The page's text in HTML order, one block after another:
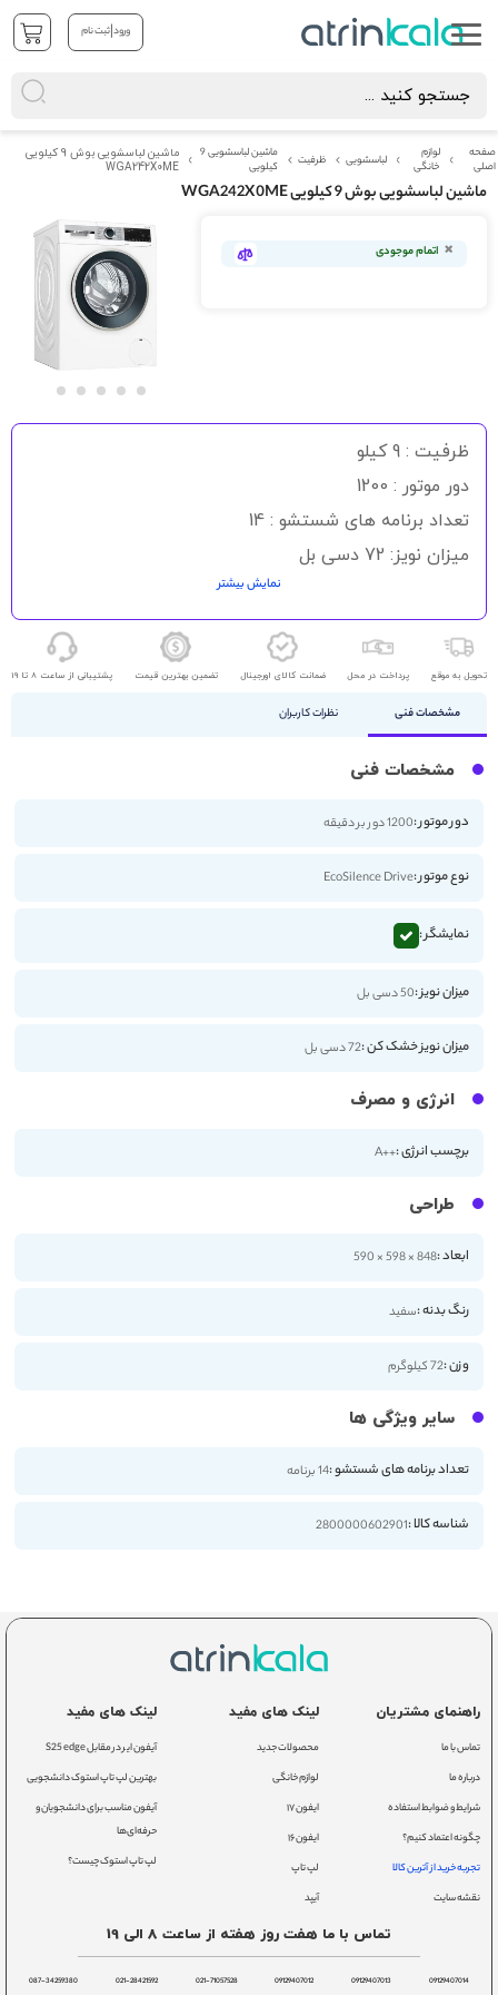
ورود|ثبت نام
صفحه
اصلی
لوازم
خانگی
لباسشویی ظرفیت
ماشین لباسشویی 9
کیلویی
ماشین لباسشویی بوش 9 کیلویی
WGA242X0ME
ماشین لباسشویی بوش 9 کیلویی WGA242X0ME
تصاویر
اتمام موجودی
ظرفیت : 9 کیلو
دور موتور : 1200
تعداد برنامه های شستشو : 14
میزان نویز: 72 دسی بل
صفحه نمایش لمسی : دارد
شناسه کالا : 2800000602901
نمایش بیشتر
تحویل به موقع پرداخت در محل ضمانت کالای اورجینال تضمین بهترین قیمت پشتیبانی از ساعت 8 تا 19
مشخصات فنی نظرات کاربران
مشخصات فنی
دور موتور :1200 دور بر دقیقه
نوع موتور :EcoSilence Drive
نمایشگر :
میزان نویز :50 دسی بل
میزان نویز خشک کن :72 دسی بل
انرژی و مصرف
برچسب انرژی :++A
طراحی
ابعاد :848 × 598 × 590
رنگ بدنه :سفید
وزن :72 کیلوگرم
سایر ویژگی ها
تعداد برنامه های شستشو :14 برنامه
شناسه کالا :2800000602901
راهنمای مشتریان
تماس با ما
درباره ما
شرایط و ضوابط استفاده
چگونه اعتماد کنیم؟
تجربه خرید از آترین کالا
نقشه سایت
لینک های مفید
محصولات جدید
لوازم خانگی
ایفون ۱۷
ایفون ۱۶
لپ تاپ
آیپد
لینک های مفید
آیفون ایر در مقابل S25 edge
بهترین لپ تاپ استوک دانشجویی
آیفون مناسب برای دانشجویان و
حرفه‌ای‌ها
لپ تاپ استوک چیست؟
تماس با ما هفت روز هفته از ساعت 8 الی 19
09129407014
09129407013
09129407012
021-71057528
021-28421592
087-34259380